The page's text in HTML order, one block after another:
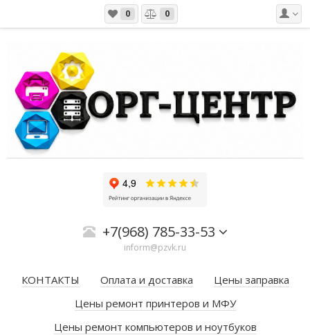
0 0
+7(968) 785-33-53
inform@pzvk.ru
КОНТАКТЫ Оплата и доставка
Цены заправка
Цены ремонт принтеров и МФУ
Цены ремонт компьютеров и ноутбуков